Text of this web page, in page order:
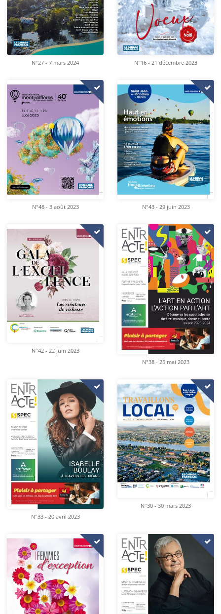
N°27 - 7 mars 2024 N°16 - 21 décembre 2023
N°48 - 3 août 2023 N°43 - 29 juin 2023
N°42 - 22 juin 2023
N°38 - 25 mai 2023
N°33 - 20 avril 2023
N°30 - 30 mars 2023